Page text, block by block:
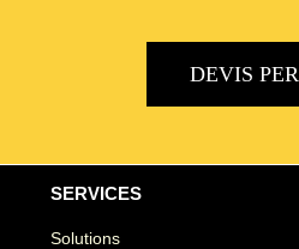
DEVIS
SERVICES
Solutions